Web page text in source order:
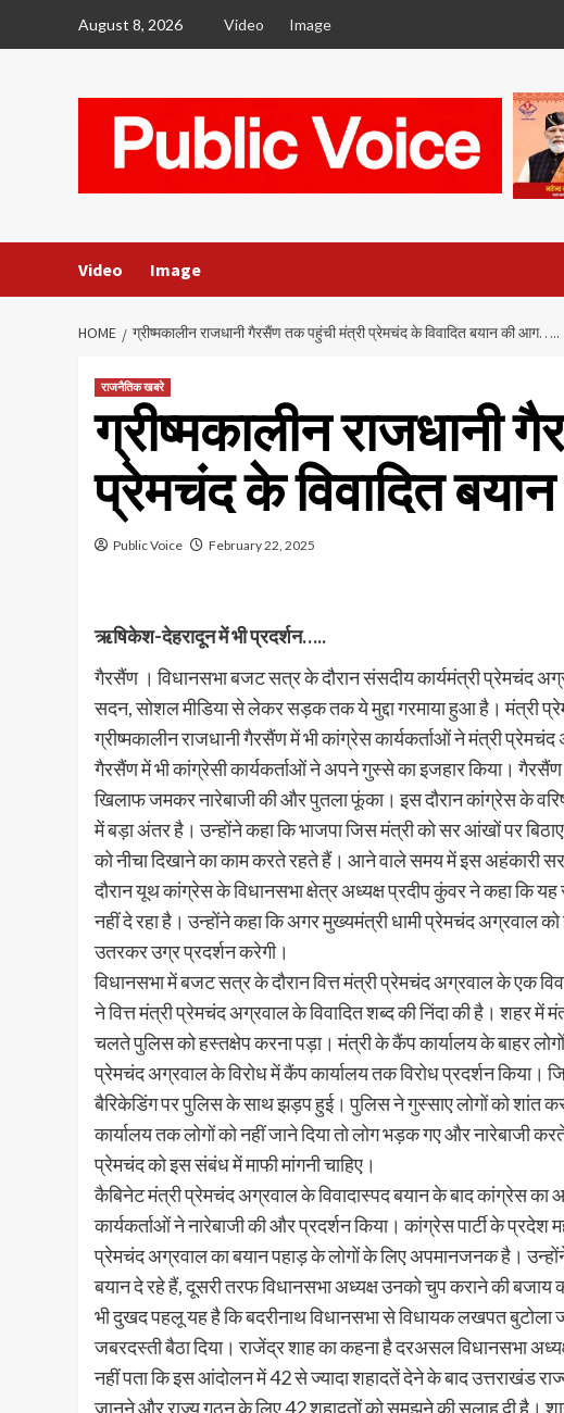
August 8, 2026 Video Image
Video Image
HOME ग्रीष्मकालीन राजधानी गैरसैंण तक पहुंची मंत्री प्रेमचंद के विवादित बयान की आग…..
राजनैतिक खबरे
ग्रीष्मकालीन राजधानी
प्रेमचंद के विवादित
Public Voice February 22, 2025
ऋषिकेश-देहरादून में भी प्रदर्शन…..
गैरसैंण । विधानसभा बजट सत्र के दौरान संसदीय कार्यमंत्री प्रेमचंद
सदन, सोशल मीडिया से लेकर सड़क तक ये मुद्दा गरमाया हुआ है। मंत्री
ग्रीष्मकालीन राजधानी गैरसैंण में भी कांग्रेस कार्यकर्ताओं ने मंत्री प्रेमचंद
गैरसैंण में भी कांग्रेसी कार्यकर्ताओं ने अपने गुस्से का इजहार किया।
खिलाफ जमकर नारेबाजी की और पुतला फूंका। इस दौरान कांग्रेस के
में बड़ा अंतर है। उन्होंने कहा कि भाजपा जिस मंत्री को सर आंखों पर बिठाए
को नीचा दिखाने का काम करते रहते हैं। आने वाले समय में इस अहंकारी
दौरान यूथ कांग्रेस के विधानसभा क्षेत्र अध्यक्ष प्रदीप कुंवर ने कहा कि
नहीं दे रहा है। उन्होंने कहा कि अगर मुख्यमंत्री धामी प्रेमचंद अग्रवाल
उतरकर उग्र प्रदर्शन करेगी।
विधानसभा में बजट सत्र के दौरान वित्त मंत्री प्रेमचंद अग्रवाल के एक
ने वित्त मंत्री प्रेमचंद अग्रवाल के विवादित शब्द की निंदा की है। शहर में
चलते पुलिस को हस्तक्षेप करना पड़ा। मंत्री के कैंप कार्यालय के बाहर
प्रेमचंद अग्रवाल के विरोध में कैंप कार्यालय तक विरोध प्रदर्शन किया।
बैरिकेडिंग पर पुलिस के साथ झड़प हुई। पुलिस ने गुस्साए लोगों को शांत
कार्यालय तक लोगों को नहीं जाने दिया तो लोग भड़क गए और नारेबाजी
प्रेमचंद को इस संबंध में माफी मांगनी चाहिए।
कैबिनेट मंत्री प्रेमचंद अग्रवाल के विवादास्पद बयान के बाद कांग्रेस
कार्यकर्ताओं ने नारेबाजी की और प्रदर्शन किया। कांग्रेस पार्टी के
प्रेमचंद अग्रवाल का बयान पहाड़ के लोगों के लिए अपमानजनक है।
बयान दे रहे हैं, दूसरी तरफ विधानसभा अध्यक्ष उनको चुप कराने की
भी दुखद पहलू यह है कि बदरीनाथ विधानसभा से विधायक लखपत बुटोला
जबरदस्ती बैठा दिया। राजेंद्र शाह का कहना है दरअसल विधानसभा
नहीं पता कि इस आंदोलन में 42 से ज्यादा शहादतें देने के बाद उत्तराखंड
जानने और राज्य गठन के लिए 42 शहादतों को समझने की सलाह दी है।